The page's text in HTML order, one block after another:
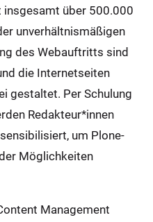
insgesamt über 500.000
unverhältnismäßigen
des Webauftritts sind
die Internetseiten
gestaltet. Per Schulung
Redakteur*innen
um Plone-
Möglichkeiten
Management